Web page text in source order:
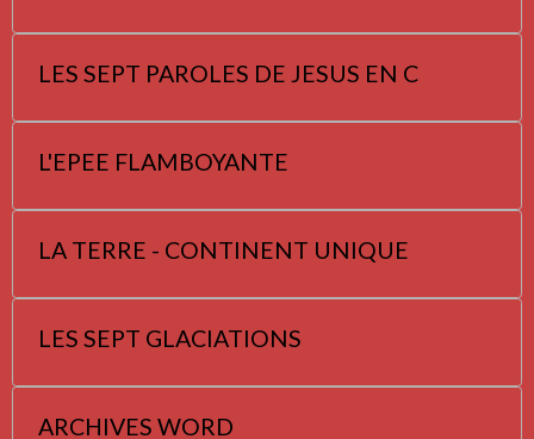
LES SEPT PAROLES DE JESUS EN C
L'EPEE FLAMBOYANTE
LA TERRE - CONTINENT UNIQUE
LES SEPT GLACIATIONS
ARCHIVES WORD